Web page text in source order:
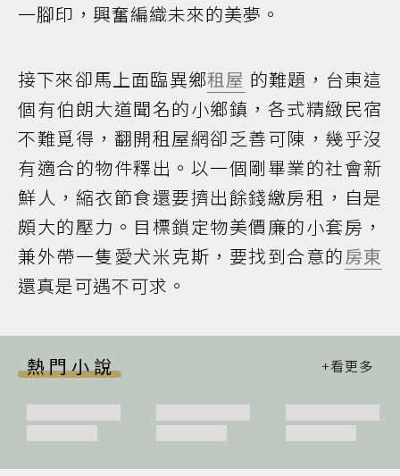
一腳印，興奮編織未來的美夢。
接下來卻馬上面臨異鄉租屋 的難題，台東這
個有伯朗大道聞名的小鄉鎮，各式精緻民宿
不難覓得，翻開租屋網卻乏善可陳，幾乎沒
有適合的物件釋出。以一個剛畢業的社會新
鮮人，縮衣節食還要擠出餘錢繳房租，自是
頗大的壓力。目標鎖定物美價廉的小套房，
兼外帶一隻愛犬米克斯，要找到合意的房東
還真是可遇不可求。
熱門小說